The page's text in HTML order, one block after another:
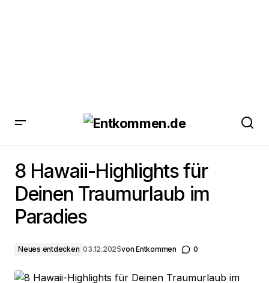
Paradies
8 Hawaii-Highlights für
Deinen Traumurlaub im
Paradies
Neues entdecken 03.12.2025von Entkommen 0